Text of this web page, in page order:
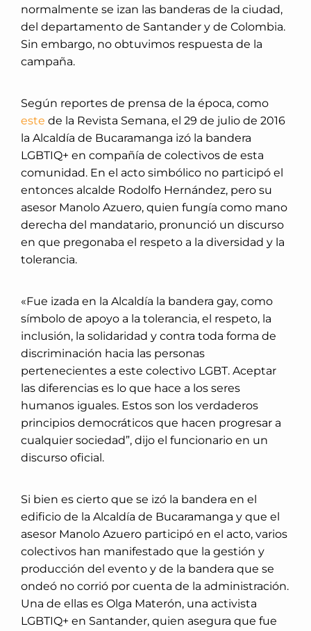
normalmente se izan las banderas de la ciudad,
del departamento de Santander y de Colombia.
Sin embargo, no obtuvimos respuesta de la
campaña.
Según reportes de prensa de la época, como
este de la Revista Semana, el 29 de julio de 2016
la Alcaldía de Bucaramanga izó la bandera
LGBTIQ+ en compañía de colectivos de esta
comunidad. En el acto simbólico no participó el
entonces alcalde Rodolfo Hernández, pero su
asesor Manolo Azuero, quien fungía como mano
derecha del mandatario, pronunció un discurso
en que pregonaba el respeto a la diversidad y la
tolerancia.
«Fue izada en la Alcaldía la bandera gay, como
símbolo de apoyo a la tolerancia, el respeto, la
inclusión, la solidaridad y contra toda forma de
discriminación hacia las personas
pertenecientes a este colectivo LGBT. Aceptar
las diferencias es lo que hace a los seres
humanos iguales. Estos son los verdaderos
principios democráticos que hacen progresar a
cualquier sociedad”, dijo el funcionario en un
discurso oficial.
Si bien es cierto que se izó la bandera en el
edificio de la Alcaldía de Bucaramanga y que el
asesor Manolo Azuero participó en el acto, varios
colectivos han manifestado que la gestión y
producción del evento y de la bandera que se
ondeó no corrió por cuenta de la administración.
Una de ellas es Olga Materón, una activista
LGBTIQ+ en Santander, quien asegura que fue